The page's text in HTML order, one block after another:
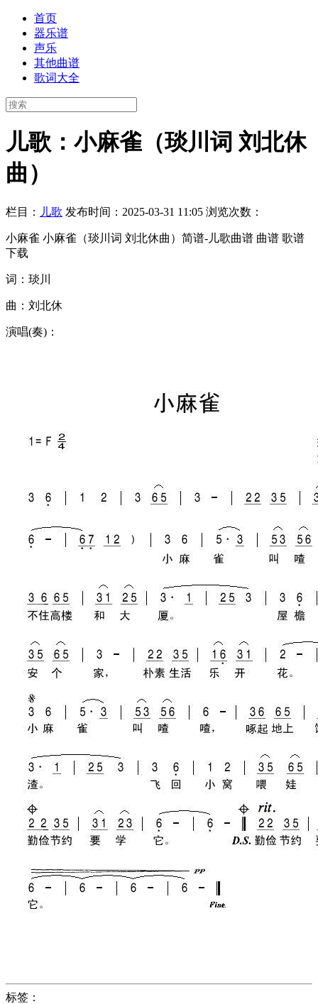
首页
器乐谱
声乐
其他曲谱
歌词大全
儿歌：小麻雀（琰川词 刘北休
曲）
栏目： 儿歌 发布时间：2025-03-31 11:05 浏览次数：
小麻雀 小麻雀（琰川词 刘北休曲）简谱-儿歌曲谱 曲谱 歌谱
下载
词：琰川
曲：刘北休
演唱(奏)：
标签：